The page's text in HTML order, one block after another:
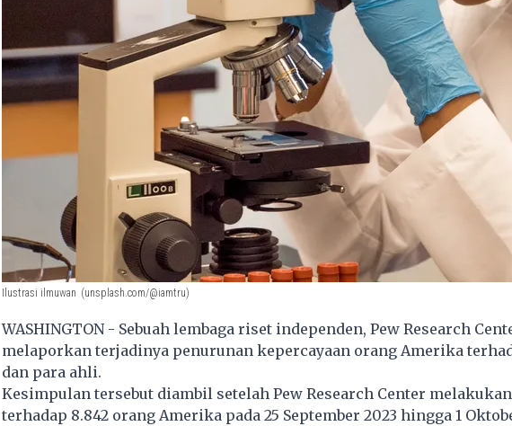
Ilustrasi ilmuwan (unsplash.com/@iamtru)
WASHINGTON - Sebuah lembaga riset independen, Pew Research
melaporkan terjadinya penurunan kepercayaan orang Amerika
dan para ahli.
Kesimpulan tersebut diambil setelah Pew Research Center
terhadap 8.842 orang Amerika pada 25 September 2023 hingga 1